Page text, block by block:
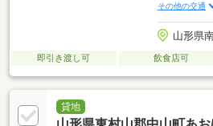
その他の交通
山形県
即引き渡し可 飲食店可
貸地